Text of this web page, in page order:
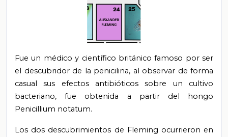
Fue un médico y científico británico famoso por ser
el descubridor de la penicilina, al observar de forma
casual sus efectos antibióticos sobre un cultivo
bacteriano, fue obtenida a partir del hongo
Penicillium notatum.
Los dos descubrimientos de Fleming ocurrieron en